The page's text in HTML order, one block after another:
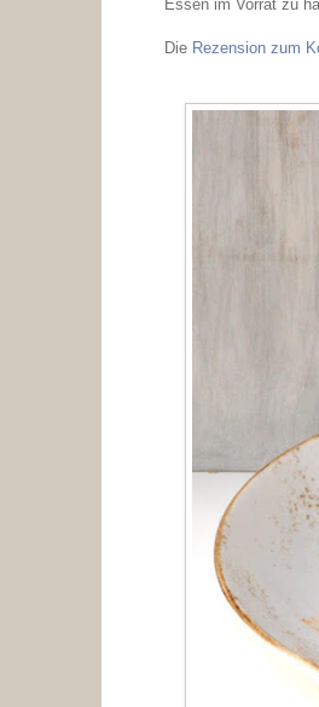
Essen im Vorrat zu
Die Rezension zum